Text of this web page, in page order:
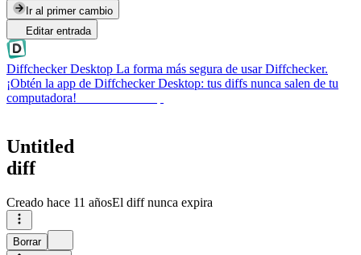
Ir al primer cambio
Editar entrada
Diffchecker Desktop La forma más segura de usar Diffchecker.
¡Obtén la app de Diffchecker Desktop: tus diffs nunca salen de tu
computadora!
Untitled
diff
Creado hace 11 añosEl diff nunca expira
Borrar